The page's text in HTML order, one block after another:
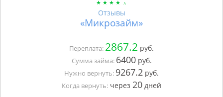
Отзывы
«Микрозайм»
Переплата: 2867.2 руб.
Сумма займа: 6400руб.
Нужно вернуть: 9267.2 руб.
Когда вернуть: через 20 дней